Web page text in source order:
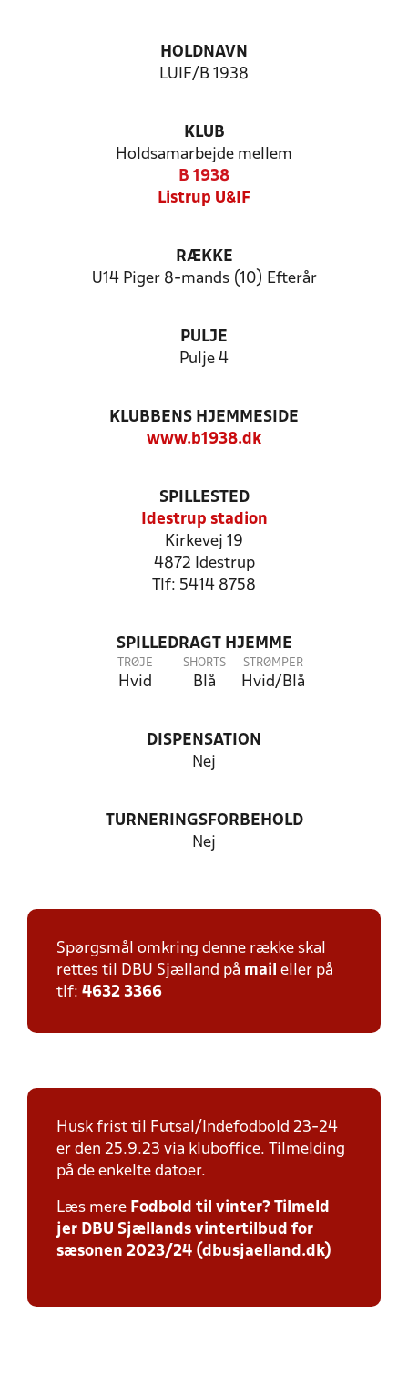
HOLDNAVN
LUIF/B 1938
KLUB
Holdsamarbejde mellem
B 1938
Listrup U&IF
RÆKKE
U14 Piger 8-mands (10) Efterår
PULJE
Pulje 4
KLUBBENS HJEMMESIDE
www.b1938.dk
SPILLESTED
Idestrup stadion
Kirkevej 19
4872 Idestrup
Tlf: 5414 8758
SPILLEDRAGT HJEMME
TRØJE
Hvid
SHORTS
Blå
STRØMPER
Hvid/Blå
DISPENSATION
Nej
TURNERINGSFORBEHOLD
Nej
Spørgsmål omkring denne række skal
rettes til DBU Sjælland på mail eller på
tlf: 4632 3366
Husk frist til Futsal/Indefodbold 23-24
er den 25.9.23 via kluboffice. Tilmelding
på de enkelte datoer.
Læs mere Fodbold til vinter? Tilmeld
jer DBU Sjællands vintertilbud for
sæsonen 2023/24 (dbusjaelland.dk)